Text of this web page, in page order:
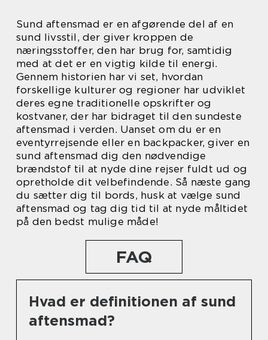
Sund aftensmad er en afgørende del af en
sund livsstil, der giver kroppen de
næringsstoffer, den har brug for, samtidig
med at det er en vigtig kilde til energi.
Gennem historien har vi set, hvordan
forskellige kulturer og regioner har udviklet
deres egne traditionelle opskrifter og
kostvaner, der har bidraget til den sundeste
aftensmad i verden. Uanset om du er en
eventyrrejsende eller en backpacker, giver en
sund aftensmad dig den nødvendige
brændstof til at nyde dine rejser fuldt ud og
opretholde dit velbefindende. Så næste gang
du sætter dig til bords, husk at vælge sund
aftensmad og tag dig tid til at nyde måltidet
på den bedst mulige måde!
FAQ
Hvad er definitionen af sund
aftensmad?